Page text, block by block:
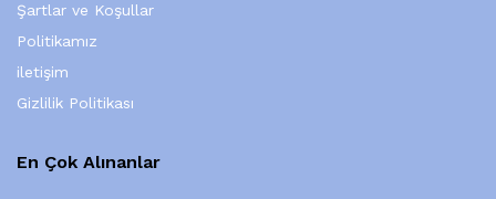
Şartlar ve Koşullar
Politikamız
iletişim
Gizlilik Politikası
En Çok Alınanlar